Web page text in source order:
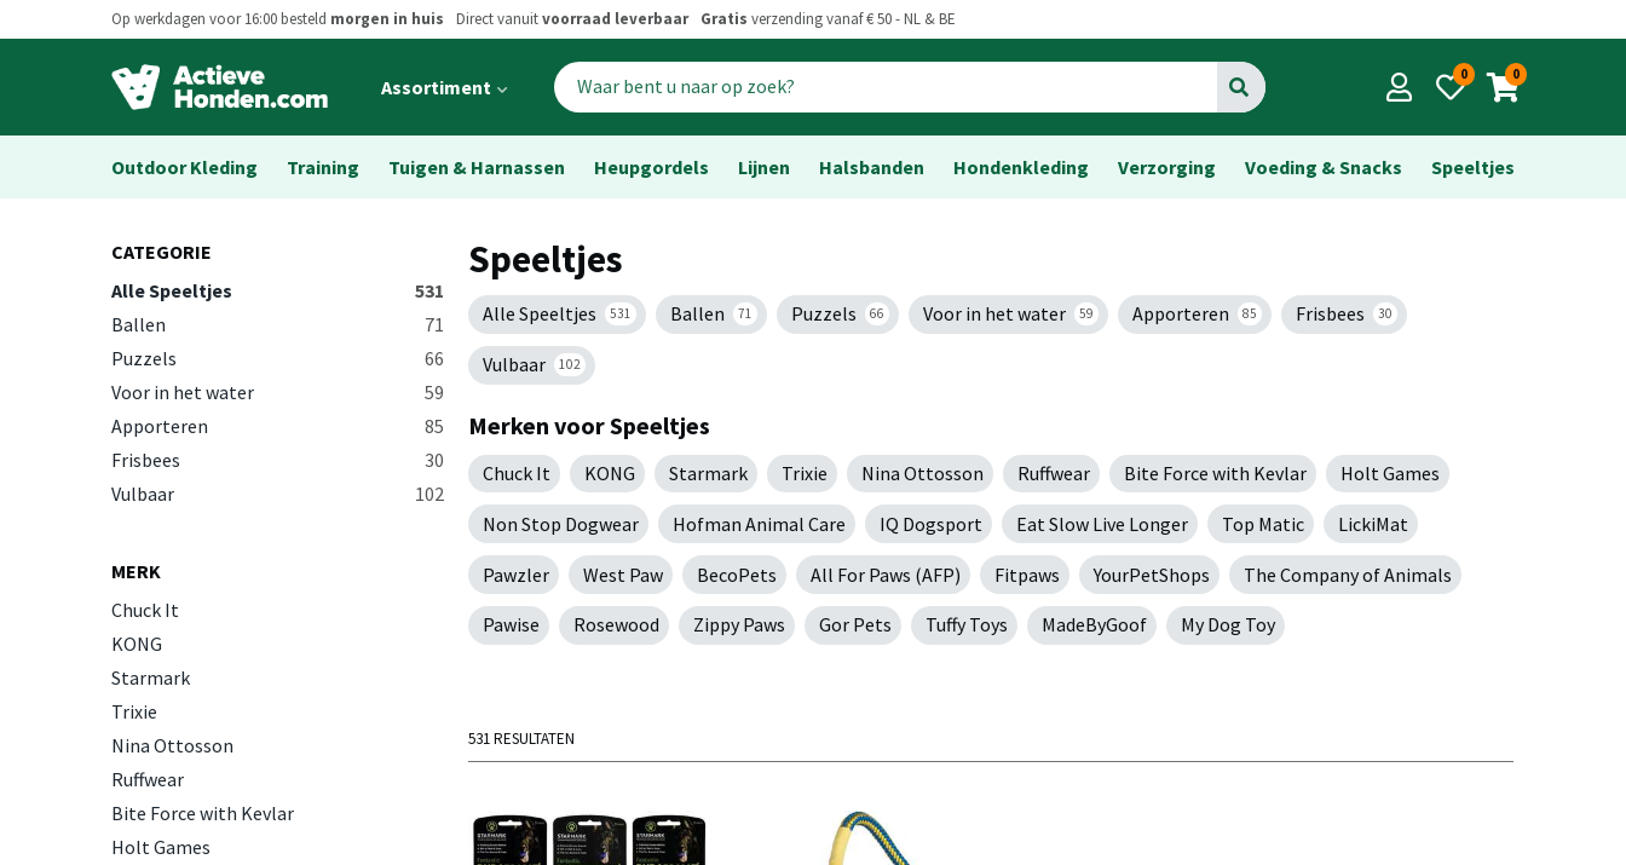
Op werkdagen voor 16:00 besteld morgen in huis Direct vanuitvoorraad leverbaar Gratis verzending vanaf € 50 - NL & BE
Open
menu
Assortiment Go 0 0
Outdoor Kleding Training Tuigen & Harnassen Heupgordels Lijnen Halsbanden Hondenkleding Verzorging Voeding & Snacks Speeltjes
CATEGORIE
Alle Speeltjes
531
Ballen
71
Puzzels
66
Voor in het water
59
Apporteren
85
Frisbees
30
Vulbaar
102
MERK
Chuck It
KONG
Starmark
Trixie
Nina Ottosson
Ruffwear
Bite Force with Kevlar
Holt Games
Speeltjes
Alle Speeltjes 531 Ballen 71 Puzzels 66 Voor in het water 59 Apporteren 85 Frisbees 30
Vulbaar 102
Merken voor Speeltjes
Chuck It KONG Starmark Trixie Nina Ottosson Ruffwear Bite Force with Kevlar Holt Games
Non Stop Dogwear Hofman Animal Care IQ Dogsport Eat Slow Live Longer Top Matic LickiMat
Pawzler West Paw BecoPets All For Paws (AFP) Fitpaws YourPetShops The Company of Animals
Pawise Rosewood Zippy Paws Gor Pets Tuffy Toys MadeByGoof My Dog Toy
531 RESULTATEN